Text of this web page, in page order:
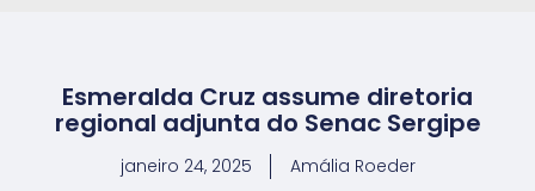
Esmeralda Cruz assume diretoria
regional adjunta do Senac Sergipe
janeiro 24, 2025 Amália Roeder